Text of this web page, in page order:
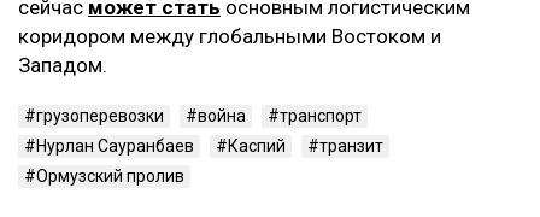
сейчас может стать основным логистическим
коридором между глобальными Востоком и
Западом.
грузоперевозки война
транспорт
Нурлан Сауранбаев
Каспий
транзит
Ормузский пролив